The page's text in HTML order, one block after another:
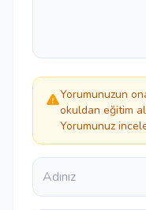
Yorumunuzun
okuldan eğitim
Yorumunuz